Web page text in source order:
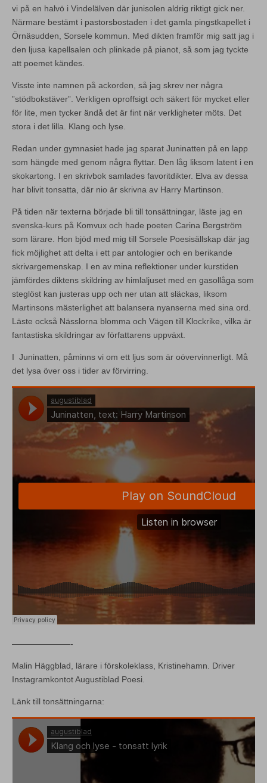
vi på en halvö i Vindelälven där junisolen aldrig riktigt gick ner.
Närmare bestämt i pastorsbostaden i det gamla pingstkapellet i
Örnäsudden, Sorsele kommun. Med dikten framför mig satt jag i
den ljusa kapellsalen och plinkade på pianot, så som jag tyckte
att poemet kändes.
Visste inte namnen på ackorden, så jag skrev ner några
”stödbokstäver”. Verkligen oproffsigt och säkert för mycket eller
för lite, men tycker ändå det är fint när verkligheter möts. Det
stora i det lilla. Klang och lyse.
Redan under gymnasiet hade jag sparat Juninatten på en lapp
som hängde med genom några flyttar. Den låg liksom latent i en
skokartong. I en skrivbok samlades favoritdikter. Elva av dessa
har blivit tonsatta, där nio är skrivna av Harry Martinson.
På tiden när texterna började bli till tonsättningar, läste jag en
svenska-kurs på Komvux och hade poeten Carina Bergström
som lärare. Hon bjöd med mig till Sorsele Poesisällskap där jag
fick möjlighet att delta i ett par antologier och en berikande
skrivargemenskap. I en av mina reflektioner under kurstiden
jämfördes diktens skildring av himlaljuset med en gasollåga som
steglöst kan justeras upp och ner utan att släckas, liksom
Martinsons mästerlighet att balansera nyanserna med sina ord.
Läste också Nässlorna blomma och Vägen till Klockrike, vilka är
fantastiska skildringar av författarens uppväxt.
I Juninatten, påminns vi om ett ljus som är oövervinnerligt. Må
det lysa över oss i tider av förvirring.
———————-
Malin Häggblad, lärare i förskoleklass, Kristinehamn. Driver
Instagramkontot Augustiblad Poesi.
Länk till tonsättningarna: